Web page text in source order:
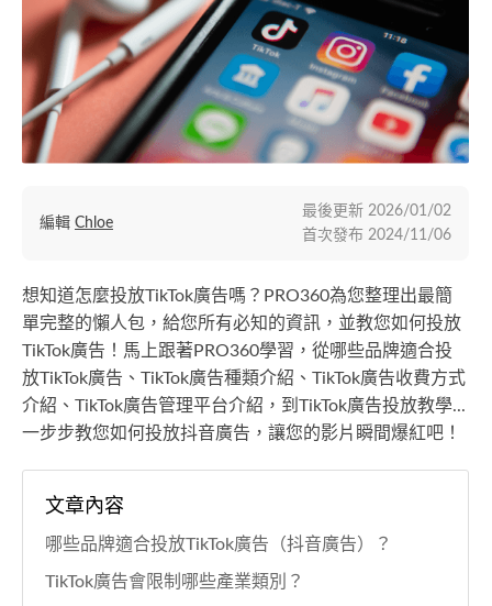
想知道怎麼投放TikTok廣告嗎？PRO360為您整理出最簡
單完整的懶人包，給您所有必知的資訊，並教您如何投放
TikTok廣告！馬上跟著PRO360學習，從哪些品牌適合投
放TikTok廣告、TikTok廣告種類介紹、TikTok廣告收費方式
介紹、TikTok廣告管理平台介紹，到TikTok廣告投放教學...
一步步教您如何投放抖音廣告，讓您的影片瞬間爆紅吧！
編輯 Chloe
最後更新 2026/01/02
首次發布 2024/11/06
文章內容
哪些品牌適合投放TikTok廣告（抖音廣告）？
TikTok廣告會限制哪些產業類別？